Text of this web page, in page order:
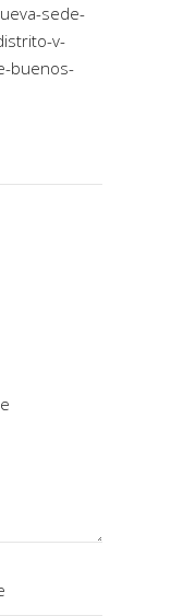
sede-
v-
buenos-